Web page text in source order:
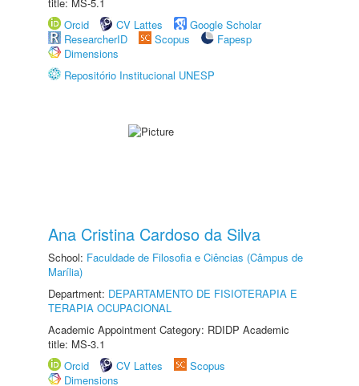
Orcid
CV Lattes
Google Scholar
ResearcherID
Scopus
Fapesp
Dimensions
Repositório Institucional UNESP
Ana Cristina Cardoso da Silva
School: Faculdade de Filosofia e Ciências (Câmpus de
Marília)
Department: DEPARTAMENTO DE FISIOTERAPIA E
TERAPIA OCUPACIONAL
Academic Appointment Category: RDIDP Academic
title: MS-3.1
Orcid
CV Lattes
Scopus
Dimensions